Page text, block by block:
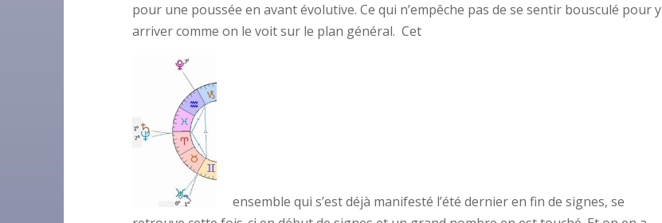
pour une poussée en avant évolutive. Ce qui n’empêche pas de se sentir bousculé pour y
arriver comme on le voit sur le plan général. Cet
ensemble qui s’estdéjà manifesté l’été dernier en fin de signes, se